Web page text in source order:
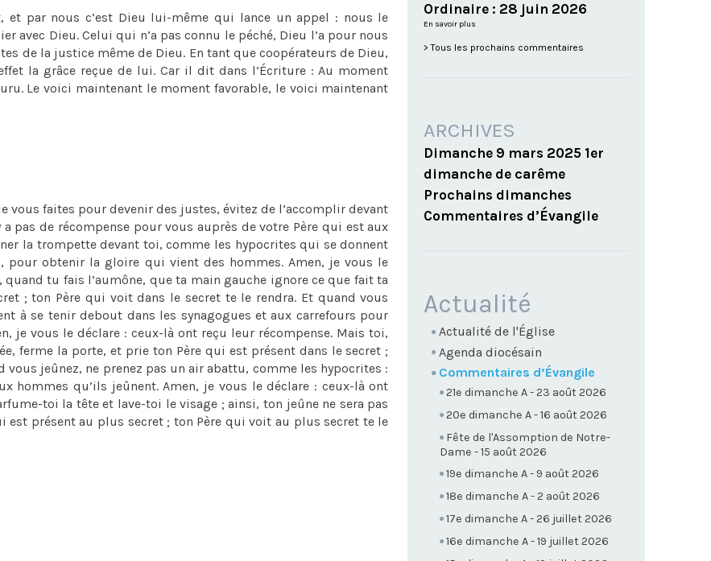
et par nous c’est Dieu lui-même qui lance un appel : nous le
avec Dieu. Celui qui n’a pas connu le péché, Dieu l’a pour nous
de la justice même de Dieu. En tant que coopérateurs de Dieu,
la grâce reçue de lui. Car il dit dans l’Écriture : Au moment
Le voici maintenant le moment favorable, le voici maintenant
vous faites pour devenir des justes, évitez de l’accomplir devant
pas de récompense pour vous auprès de votre Père qui est aux
la trompette devant toi, comme les hypocrites qui se donnent
pour obtenir la gloire qui vient des hommes. Amen, je vous le
tu fais l’aumône, que ta main gauche ignore ce que fait ta
; ton Père qui voit dans le secret te le rendra. Et quand vous
à se tenir debout dans les synagogues et aux carrefours pour
je vous le déclare : ceux-là ont reçu leur récompense. Mais toi,
ferme la porte, et prie ton Père qui est présent dans le secret ;
jeûnez, ne prenez pas un air abattu, comme les hypocrites :
hommes qu’ils jeûnent. Amen, je vous le déclare : ceux-là ont
toi la tête et lave-toi le visage ; ainsi, ton jeûne ne sera pas
est présent au plus secret ; ton Père qui voit au plus secret te le
Ordinaire : 28 juin 2026
En savoir plus
Tous les prochains commentaires
ARCHIVES
Dimanche 9 mars 2025 1er
dimanche de carême
Prochains dimanches
Commentaires d’Évangile
NAVIGATION
Actualité
Actualité de l'Église
Agenda diocésain
Commentaires d’Évangile
21e dimanche A - 23 août 2026
20e dimanche A - 16 août 2026
Fête de l'Assomption de Notre-
Dame - 15 août 2026
19e dimanche A - 9 août 2026
18e dimanche A - 2 août 2026
17e dimanche A - 26 juillet 2026
16e dimanche A - 19 juillet 2026